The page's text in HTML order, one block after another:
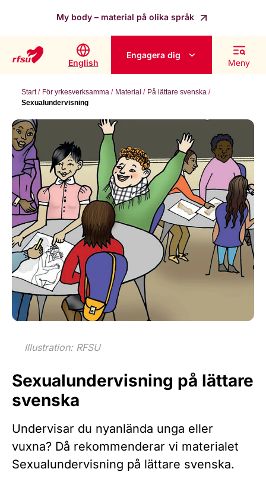
My body – material på olika språk
English
Engagera dig
Meny
Start För yrkesverksamma Material
På lättare svenska
Sexualundervisning
Illustration: RFSU
Sexualundervisning på lättare
svenska
Undervisar du nyanlända unga eller
vuxna? Då rekommenderar vi materialet
Sexualundervisning på lättare svenska.